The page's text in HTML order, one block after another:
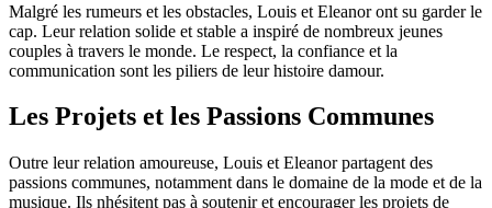
Malgré les rumeurs et les obstacles, Louis et Eleanor ont su garder le
cap. Leur relation solide et stable a inspiré de nombreux jeunes
couples à travers le monde. Le respect, la confiance et la
communication sont les piliers de leur histoire damour.
Les Projets et les Passions Communes
Outre leur relation amoureuse, Louis et Eleanor partagent des
passions communes, notamment dans le domaine de la mode et de la
musique. Ils nhésitent pas à soutenir et encourager les projets de